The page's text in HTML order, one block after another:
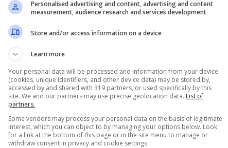
mancati gli scatti che l’hanno ritratta con il
“, ha infatti scritto lei mostrandosi senza veli
bellissima news, che ha fatto ancora di
Personalised advertising and content, advertising and content
measurement, audience research and services development
Store and/or access information on a device
Learn more
Your personal data will be processed and information from your device
(cookies, unique identifiers, and other device data) may be stored by,
accessed by and shared with 319 partners, or used specifically by this
site. We and our partners may use precise geolocation data. List of
partners.
Some vendors may process your personal data on the basis of legitimate
interest, which you can object to by managing your options below. Look
for a link at the bottom of this page or in the site menu to manage or
withdraw consent in privacy and cookie settings.